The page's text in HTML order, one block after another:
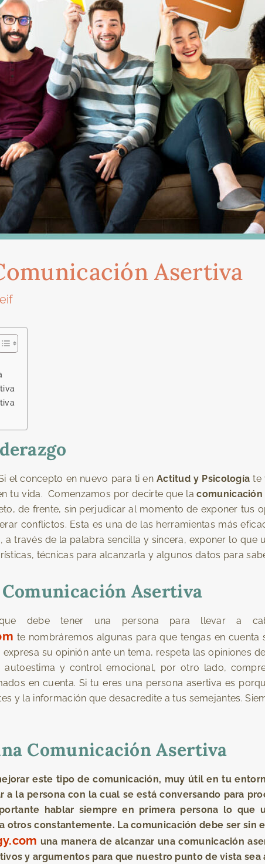
Asertiva
eif
el concepto en nuevo para ti en Actitud y Psicología te
tu vida. Comenzamos por decirte que lacomunicación
de frente, sin perjudicar al momento de exponer tus
conflictos. Esta es una de las herramientas más
través de la palabra sencilla y sincera, exponer lo que
técnicas para alcanzarla y algunos datos para
Asertiva
que debe tener una persona para llevar a
te nombráremos algunas para que tengas en
su opinión ante un tema, respeta las opiniones
autoestima y control emocional, por otro lado,
en cuenta. Si tu eres una persona asertiva es
y la información que desacredite a tus semejantes.
Comunicación Asertiva
este tipo de comunicación, muy útil en tu
a la persona con la cual se está conversando para
hablar siempre en primera persona lo que
otros constantemente. La comunicación debe ser sin
una manera de alcanzar una comunicación
y argumentos para que nuestro punto de vista